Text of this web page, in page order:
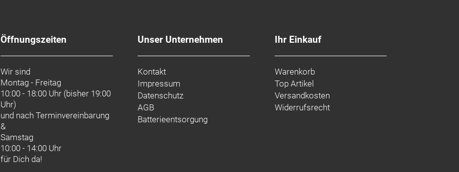
Öffnungszeiten
Wir sind
Montag - Freitag
10:00 - 18:00 Uhr (bisher 19:00
Uhr)
und nachTerminvereinbarung
&
Samstag
10:00 - 14:00 Uhr
für Dich da!
Unser Unternehmen
Kontakt
Impressum
Datenschutz
AGB
Batterieentsorgung
Ihr Einkauf
Warenkorb
Top Artikel
Versandkosten
Widerrufsrecht